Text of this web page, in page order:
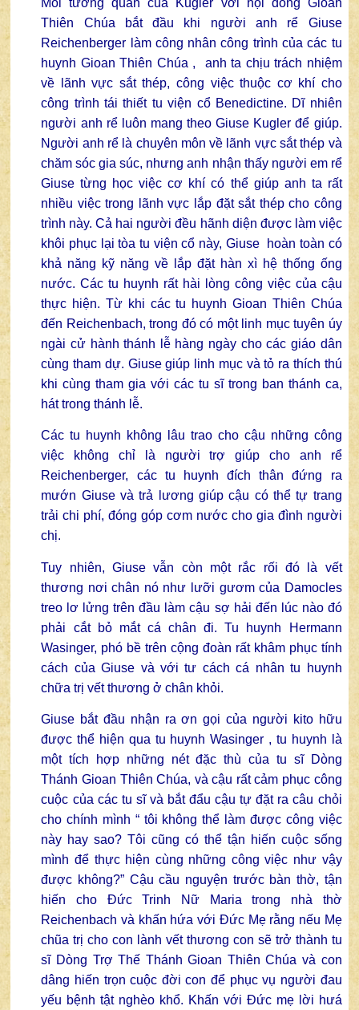
Mối tương quan của Kugler với hội dòng Gioan
Thiên Chúa bắt đầu khi người anh rể Giuse
Reichenberger làm công nhân công trình của các tu
huynh Gioan Thiên Chúa , anh ta chịu trách nhiệm
về lãnh vực sắt thép, công việc thuộc cơ khí cho
công trình tái thiết tu viện cổ Benedictine. Dĩ nhiên
người anh rể luôn mang theo Giuse Kugler để giúp.
Người anh rể là chuyên môn về lãnh vực sắt thép và
chăm sóc gia súc, nhưng anh nhận thấy người em rể
Giuse từng học việc cơ khí có thể giúp anh ta rất
nhiều việc trong lãnh vực lắp đặt sắt thép cho công
trình này. Cả hai người đều hãnh diện được làm việc
khôi phục lại tòa tu viện cổ này, Giuse hoàn toàn có
khả năng kỹ năng về lắp đặt hàn xì hệ thống ống
nước. Các tu huynh rất hài lòng công việc của cậu
thực hiện. Từ khi các tu huynh Gioan Thiên Chúa
đến Reichenbach, trong đó có một linh mục tuyên úy
ngài cử hành thánh lễ hàng ngày cho các giáo dân
cùng tham dự. Giuse giúp linh mục và tỏ ra thích thú
khi cùng tham gia với các tu sĩ trong ban thánh ca,
hát trong thánh lễ.
Các tu huynh không lâu trao cho cậu những công
việc không chỉ là người trợ giúp cho anh rể
Reichenberger, các tu huynh đích thân đứng ra
mướn Giuse và trả lương giúp cậu có thể tự trang
trải chi phí, đóng góp cơm nước cho gia đình người
chị.
Tuy nhiên, Giuse vẫn còn một rắc rối đó là vết
thương nơi chân nó như lưỡi gươm của Damocles
treo lơ lửng trên đầu làm cậu sợ hải đến lúc nào đó
phải cắt bỏ mắt cá chân đi. Tu huynh Hermann
Wasinger, phó bề trên cộng đoàn rất khâm phục tính
cách của Giuse và với tư cách cá nhân tu huynh
chữa trị vết thương ở chân khỏi.
Giuse bắt đầu nhận ra ơn gọi của người kito hữu
được thể hiện qua tu huynh Wasinger , tu huynh là
một tích hợp những nét đặc thù của tu sĩ Dòng
Thánh Gioan Thiên Chúa, và cậu rất cảm phục công
cuộc của các tu sĩ và bắt đẩu cậu tự đặt ra câu chỏi
cho chính mình “ tôi không thể làm được công việc
này hay sao? Tôi cũng có thể tận hiến cuộc sống
mình để thực hiện cùng những công việc như vậy
được không?” Cậu cầu nguyện trước bàn thờ, tận
hiến cho Đức Trinh Nữ Maria trong nhà thờ
Reichenbach và khấn hứa với Đức Mẹ rằng nếu Mẹ
chũa trị cho con lành vết thương con sẽ trở thành tu
sĩ Dòng Trợ Thế Thánh Gioan Thiên Chúa và con
dâng hiến trọn cuộc đời con để phục vụ người đau
yếu bệnh tật nghèo khổ. Khấn với Đức mẹ lời hưá